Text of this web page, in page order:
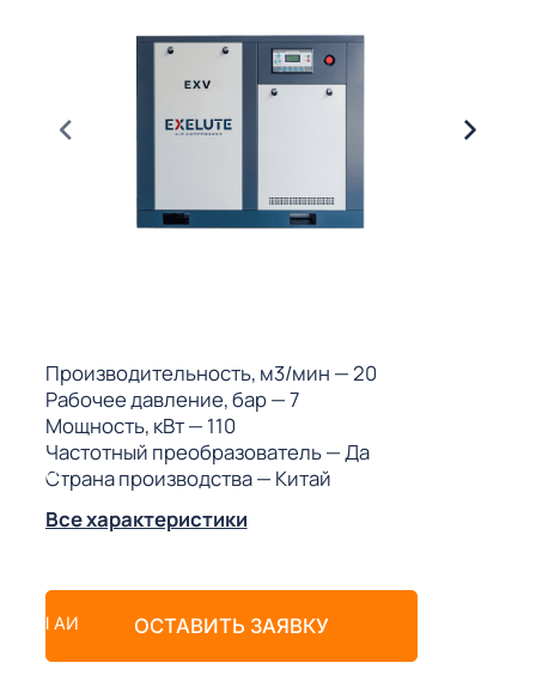
Производительность, м3/мин — 20
Рабочее давление, бар— 7
Мощность, кВт— 110
Частотный преобразователь— Да
Страна производства— Китай
Все характеристики
ОСТАВИТЬ ЗАЯВКУ
(МКС)
АИ